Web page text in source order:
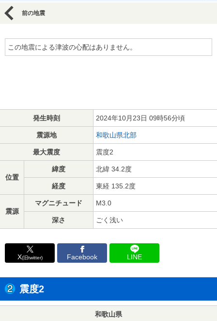
前の地震
この地震による津波の心配はありません。
発生時刻 2024年10月23日 09時56分頃
震源地 和歌山県北部
最大震度 震度2
位置
緯度 北緯 34.2度
経度 東経 135.2度
震源
マグニチュード M3.0
深さ ごく浅い
X(旧twitter) Facebook LINE
震度2
和歌山県